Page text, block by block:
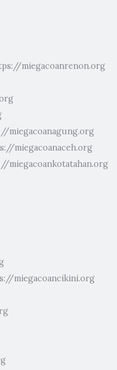
miegacoanrenon.org
miegacoanagung.org
miegacoanaceh.org
miegacoankotatahan.org
miegacoancikini.org